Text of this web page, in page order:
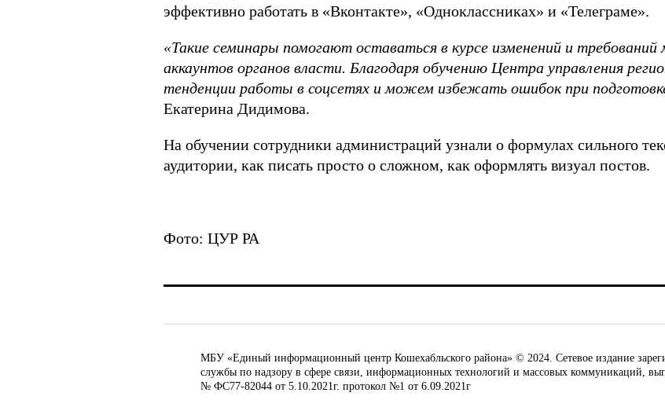
эффективно работать в «Вконтакте», «Одноклассниках» и «Телеграме».
«Такие семинары помогают оставаться в курсе изменений и
аккаунтов органов власти. Благодаря обучению Центра управления
тенденции работы в соцсетях и можем избежать ошибок при
Екатерина Дидимова.
На обучении сотрудники администраций узнали о формулах сильного
аудитории, как писать просто о сложном, как оформлять визуал постов.
Фото: ЦУР РА
МБУ «Единый информационный центр Кошехабльского района» © 2024. Сетевое издание
службы по надзору в сфере связи, информационных технологий и массовых коммуникаций,
№ ФС77-82044 от 5.10.2021г. протокол №1 от 6.09.2021г